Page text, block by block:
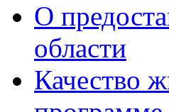
О
области
Качество